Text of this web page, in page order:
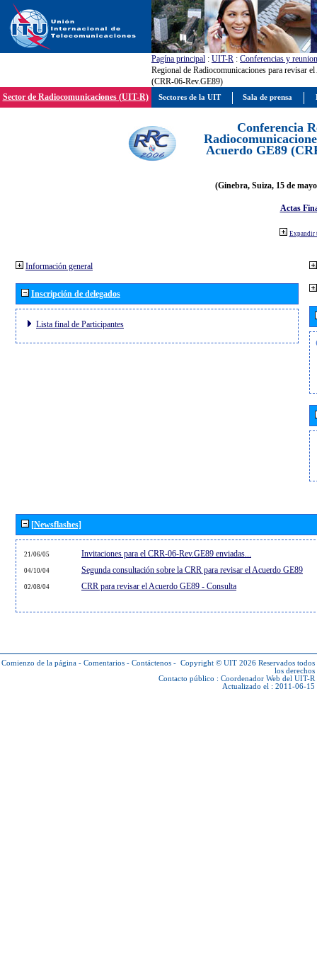
Pagína principal : UIT-R : Conferencias y
Regional de Radiocomunicaciones para revisar
(CRR-06-Rev.GE89)
Sector de Radiocomunicaciones (UIT-R)
Conferencia
Acuerdo GE89
(Ginebra, Suiza, 15 de
Actas
Expandir
Información general
Inscripción de delegados
Lista final de Participantes
[Newsflashes]
21/06/05 Invitaciones para el CRR-06-Rev.GE89 enviadas...
04/10/04 Segunda consultación sobre la CRR para revisar el Acuerdo GE89
02/08/04 CRR para revisar el Acuerdo GE89 - Consulta
Comienzo de la página - Comentarios - Contáctenos - Copyright © UIT 2026 Reservados todos
los derechos
Contacto público : Coordenador Web del UIT-R
Actualizado el : 2011-06-15
Sectores de la UIT Sala de prensa